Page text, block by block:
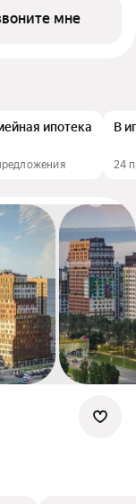
мне
ипотека В
24